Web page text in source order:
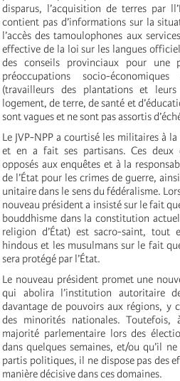
disparus, l’acquisition de terres par
contient pas d’informations sur la
l’accès des tamoulophones aux
effective de la loi sur les langues
des conseils provinciaux pour une
préoccupations socio-
(travailleurs des plantations et
logement, de terre, de santé et
sont vagues et ne sont pas assortis
Le JVP-NPP a courtisé les militaires à
et en a fait ses partisans. Ces deux
opposés aux enquêtes et à la
de l’État pour les crimes de guerre,
unitaire dans le sens du fédéralisme.
nouveau président a insisté sur le fait
bouddhisme dans la constitution
religion d’État) est sacro-saint, tout
hindous et les musulmans sur le fait
sera protégé par l’État.
Le nouveau président promet une
qui abolira l’institution autoritaire
davantage de pouvoirs aux régions, y
des minorités nationales. Toutefois,
majorité parlementaire lors des
dans quelques semaines, et/ou qu’il
partis politiques, il ne dispose pas des
manière décisive dans ces domaines.